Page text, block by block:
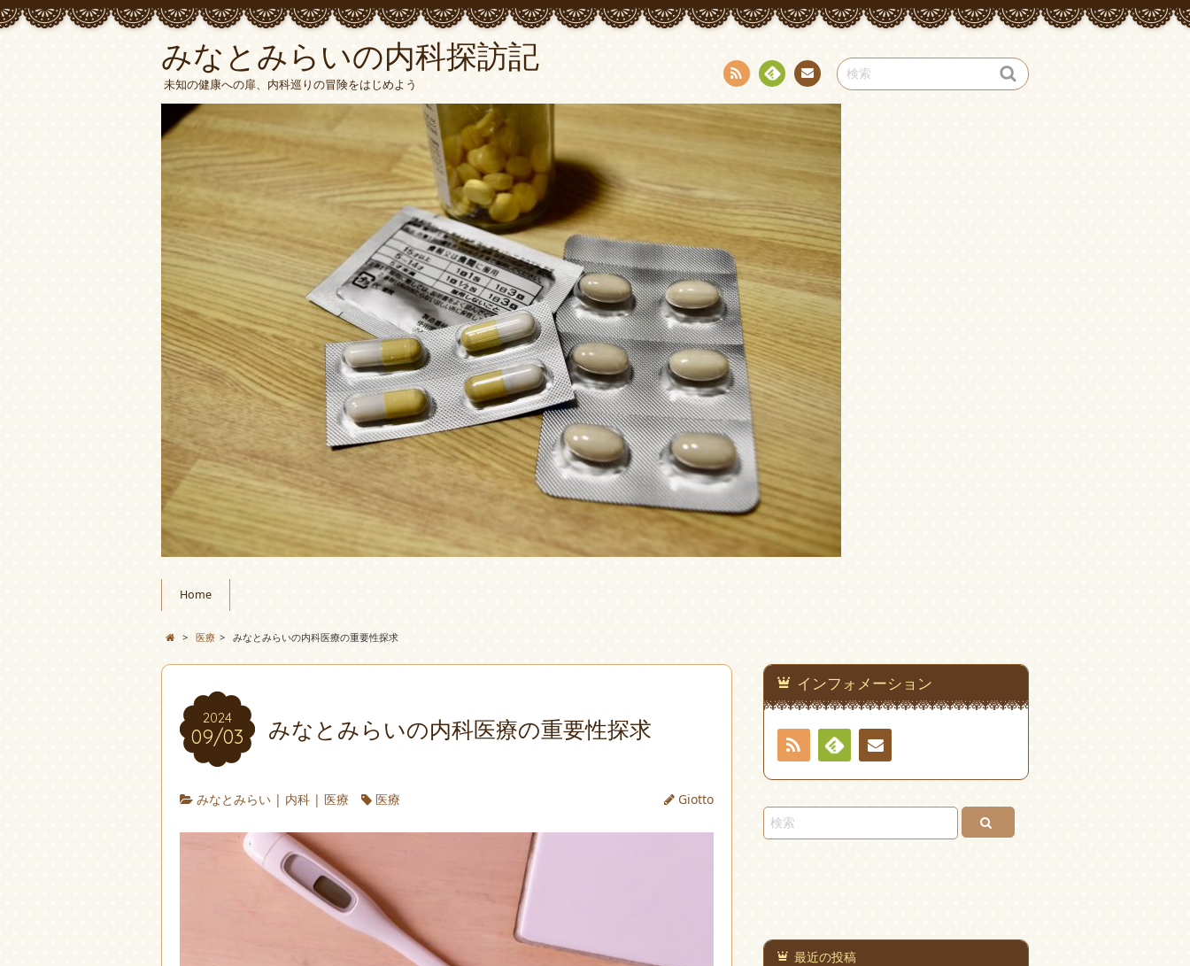
みなとみらいの内科探訪記
未知の健康への扉、内科巡りの冒険をはじめよう
RSS Fee
い合
わせ
Home
> 医療 > みなとみらいの内科医療の重要性探求
2024
09/03 みなとみらいの内科医療の重要性探求
みなとみらい | 内科 |医療 医療 Giotto
インフォメーション
RSS
Feedlyお問
い合
わせ
最近の投稿